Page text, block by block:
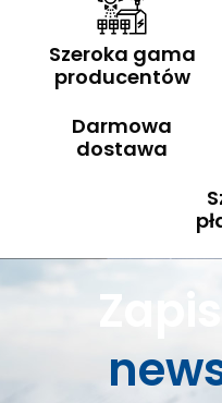
Szeroka gama
producentów
Darmowa
dostawa